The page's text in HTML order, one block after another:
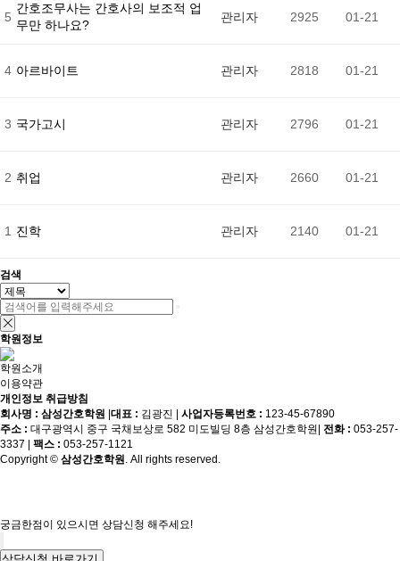
5
간호조무사는 간호사의 보조적 업
무만 하나요?
관리자 2925 01-21
4 아르바이트 관리자 2818 01-21
3 국가고시 관리자 2796 01-21
2 취업 관리자 2660 01-21
1 진학 관리자 2140 01-21
검색
학원정보
학원소개
이용약관
개인정보 취급방침
회사명 : 삼성간호학원 대표 : 김광진 사업자등록번호 : 123-45-67890
주소 : 대구광역시 중구 국채보상로 582 미도빌딩 8층 삼성간호학원 전화 : 053-257-
3337
팩스 : 053-257-1121
Copyright © 삼성간호학원. All rights reserved.
궁금한점이 있으시면 상담신청 해주세요!